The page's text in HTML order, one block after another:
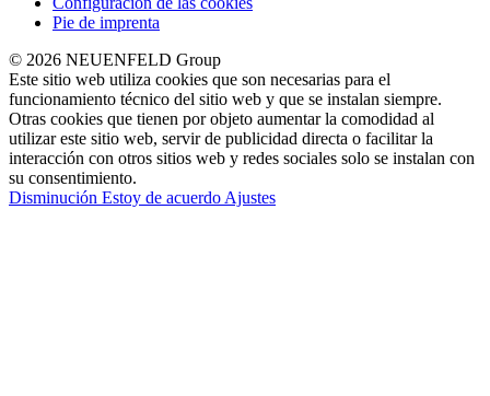
Pie de imprenta
© 2026 NEUENFELD Group
Este sitio web utiliza cookies que son necesarias para el
funcionamiento técnico del sitio web y que se instalan siempre.
Otras cookies que tienen por objeto aumentar la comodidad al
utilizar este sitio web, servir de publicidad directa o facilitar la
interacción con otros sitios web y redes sociales solo se instalan con
su consentimiento.
Disminución Estoy de acuerdo Ajustes